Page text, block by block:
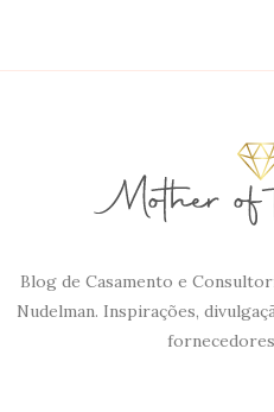
Blog de Casamento e
Nudelman. Inspirações,